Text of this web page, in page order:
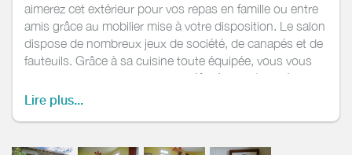
aimerez cet extérieur pour vos repas en famille ou entre
amis grâce au mobilier mise à votre disposition. Le salon
dispose de nombreux jeux de société, de canapés et de
fauteuils. Grâce à sa cuisine toute équipée, vous vous
sentirez comme chez vous : - Réfrigérateur/congélateur
- Four traditionnel - Micro-ondes - Grille pain & bouilloire
machine à laver et d'un sèche linge. Vous trouverez
Lire plus...